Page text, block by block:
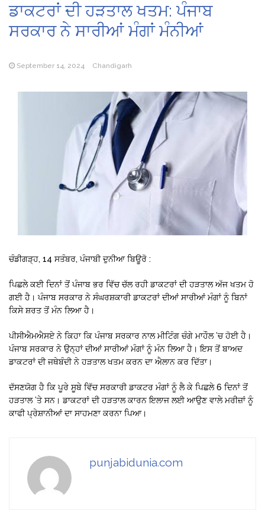
ਡਾਕਟਰਾਂ ਦੀ ਹੜਤਾਲ ਖਤਮ: ਪੰਜਾਬ
ਸਰਕਾਰ ਨੇ ਸਾਰੀਆਂ ਮੰਗਾਂ ਮੰਨੀਆਂ
September 14, 2024 Chandigarh
ਚੰਡੀਗੜ੍ਹ, 14 ਸਤੰਬਰ, ਪੰਜਾਬੀ ਦੁਨੀਆ ਬਿਊਰੋ :
ਪਿਛਲੇ ਕਈ ਦਿਨਾਂ ਤੋਂ ਪੰਜਾਬ ਭਰ ਵਿੱਚ ਚੱਲ ਰਹੀ ਡਾਕਟਰਾਂ ਦੀ ਹੜਤਾਲ ਅੱਜ ਖਤਮ ਹੋ
ਗਈ ਹੈ। ਪੰਜਾਬ ਸਰਕਾਰ ਨੇ ਸੰਘਰਸ਼ਕਾਰੀ ਡਾਕਟਰਾਂ ਦੀਆਂ ਸਾਰੀਆਂ ਮੰਗਾਂ ਨੂੰ ਬਿਨਾਂ
ਕਿਸੇ ਸ਼ਰਤ ਤੋਂ ਮੰਨ ਲਿਆ ਹੈ।
ਪੀਸੀਐਮਐਸਏ ਨੇ ਕਿਹਾ ਕਿ ਪੰਜਾਬ ਸਰਕਾਰ ਨਾਲ ਮੀਟਿੰਗ ਚੰਗੇ ਮਾਹੌਲ ’ਚ ਹੋਈ ਹੈ।
ਪੰਜਾਬ ਸਰਕਾਰ ਨੇ ਉਨ੍ਹਾਂ ਦੀਆਂ ਸਾਰੀਆਂ ਮੰਗਾਂ ਨੂੰ ਮੰਨ ਲਿਆ ਹੈ। ਇਸ ਤੋਂ ਬਾਅਦ
ਡਾਕਟਰਾਂ ਦੀ ਜਥੇਬੰਦੀ ਨੇ ਹੜਤਾਲ ਖਤਮ ਕਰਨ ਦਾ ਐਲਾਨ ਕਰ ਦਿੱਤਾ।
ਦੱਸਣਯੋਗ ਹੈ ਕਿ ਪੂਰੇ ਸੂਬੇ ਵਿੱਚ ਸਰਕਾਰੀ ਡਾਕਟਰ ਮੰਗਾਂ ਨੂੰ ਲੈ ਕੇ ਪਿਛਲੇ 6 ਦਿਨਾਂ ਤੋਂ
ਹੜਤਾਲ ’ਤੇ ਸਨ। ਡਾਕਟਰਾਂ ਦੀ ਹੜਤਾਲ ਕਾਰਨ ਇਲਾਜ ਲਈ ਆਉਣ ਵਾਲੇ ਮਰੀਜ਼ਾਂ ਨੂੰ
ਕਾਫੀ ਪ੍ਰੇਸ਼ਾਨੀਆਂ ਦਾ ਸਾਹਮਣਾ ਕਰਨਾ ਪਿਆ।
punjabidunia.com